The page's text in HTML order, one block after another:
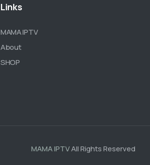
Links
MAMA IPTV
About
SHOP
MAMA IPTVAll Rights Reserved